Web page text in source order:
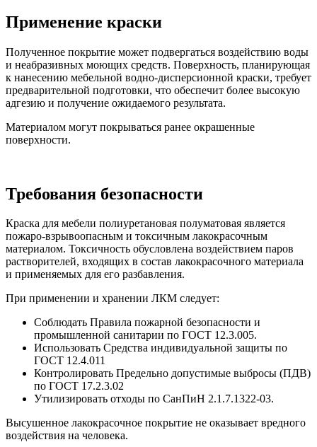
Применение краски
Полученное покрытие может подвергаться воздействию воды
и неабразивных моющих средств. Поверхность, планирующая
к нанесению мебельной водно-дисперсионной краски, требует
предварительной подготовки, что обеспечит более высокую
адгезию и получение ожидаемого результата.
Материалом могут покрываться ранее окрашенные
поверхности.
Требования безопасности
Краска для мебели полиуретановая полуматовая является
пожаро-взрывоопасным и токсичным лакокрасочным
материалом. Токсичность обусловлена воздействием паров
растворителей, входящих в состав лакокрасочного материала
и применяемых для его разбавления.
При применении и хранении ЛКМ следует:
Соблюдать Правила пожарной безопасности и
промышленной санитарии по ГОСТ 12.3.005.
Использовать Средства индивидуальной защиты по
ГОСТ 12.4.011
Контролировать Предельно допустимые выбросы (ПДВ)
по ГОСТ 17.2.3.02
Утилизировать отходы по СанПиН 2.1.7.1322-03.
Высушенное лакокрасочное покрытие не оказывает вредного
воздействия на человека.